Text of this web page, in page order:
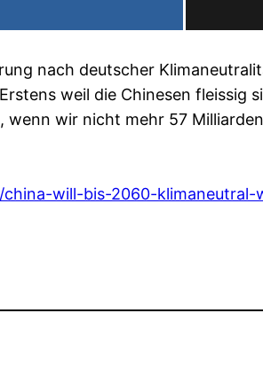
nach deutscher
weil die Chinesen fleissig
wir nicht mehr 57
will-bis-2060-